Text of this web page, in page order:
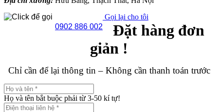
0902 886 002
Gọi lại cho tôi
Đặt hàng đơn
giản !
Chỉ cần để lại thông tin – Không cần thanh toán trước
Họ và tên bắt buộc phải từ 3-50 kí tự!